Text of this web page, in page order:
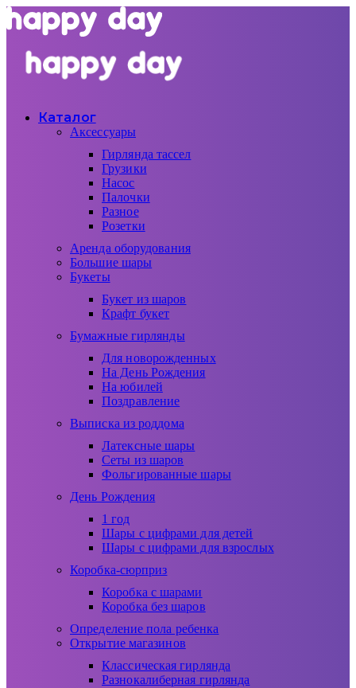
Каталог
Аксессуары
Гирлянда тассел
Грузики
Насос
Палочки
Разное
Розетки
Аренда оборудования
Большие шары
Букеты
Букет из шаров
Крафт букет
Бумажные гирлянды
Для новорожденных
На День Рождения
На юбилей
Поздравление
Выписка из роддома
Латексные шары
Сеты из шаров
Фольгированные шары
День Рождения
1 год
Шары с цифрами для детей
Шары с цифрами для взрослых
Коробка-сюрприз
Коробка с шарами
Коробка без шаров
Определение пола ребенка
Открытие магазинов
Классическая гирлянда
Разнокалиберная гирлянда